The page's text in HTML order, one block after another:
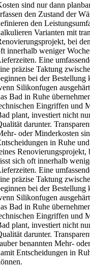
sind nur dann
den Zustand der
den
Varianten mit
bei
innerhalb weniger
Eine
präzise Taktung
bei der Bestellung
Silikonfugen
Bad in Ruhe
Eingriffen und
plant, investiert nicht
darunter.
oder Minderkosten
in Ruhe
Renovierungsprojekt,
sich oft innerhalb
Eine
präzise Taktung
bei der Bestellung
Silikonfugen
Bad in Ruhe
Eingriffen und
plant, investiert nicht
darunter.
benannten Mehr-
Entscheidungen in